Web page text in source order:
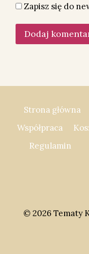
Zapisz się do
Strona główna
Współpraca
Regulamin
© 2026 Tematy